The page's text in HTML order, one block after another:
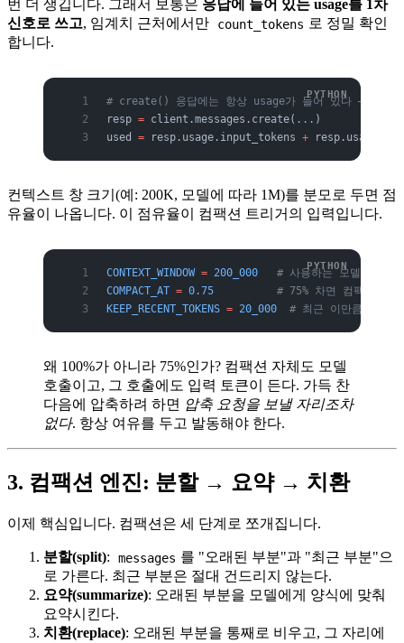
번 더 생깁니다. 그래서 보통은 응답에 들어 있는 usage를 1차
신호로 쓰고, 임계치 근처에서만 count_tokens 로 정밀 확인
합니다.
# create() 응답에는 항상 usage가 들어 있다 — 추가
resp = client.messages.create( ... )
used = resp.usage.input_tokens +
컨텍스트 창 크기(예: 200K, 모델에 따라 1M)를 분모로 두면 점
유율이 나옵니다. 이 점유율이 컴팩션 트리거의 입력입니다.
CONTEXT_WINDOW = 200_000
# 사용하는 모델의 컨텍
COMPACT_AT = 0.75
          # 75% 차면 컴팩션
KEEP_RECENT_TOKENS = 20_000
# 최근 이만큼은 원문
왜 100%가 아니라 75%인가? 컴팩션 자체도 모델
호출이고, 그 호출에도 입력 토큰이 든다. 가득 찬
다음에 압축하려 하면 압축 요청을 보낼 자리조차
없다. 항상 여유를 두고 발동해야 한다.
3. 컴팩션 엔진: 분할 → 요약 → 치환
이제 핵심입니다. 컴팩션은 세 단계로 쪼개집니다.
분할(split): messages 를 "오래된 부분"과 "최근 부분"으
로 가른다. 최근 부분은 절대 건드리지 않는다.
요약(summarize): 오래된 부분을 모델에게 양식에 맞춰
요약시킨다.
치환(replace): 오래된 부분을 통째로 비우고, 그 자리에